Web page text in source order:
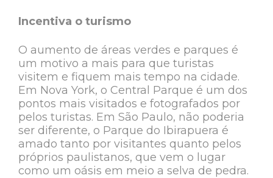
Incentiva o turismo
O aumento de áreas verdes e parques é
um motivo a mais para que turistas
visitem e fiquem mais tempo na cidade.
Em Nova York, o Central Parque é um dos
pontos mais visitados e fotografados por
pelos turistas. Em São Paulo, não poderia
ser diferente, o Parque do Ibirapuera é
amado tanto por visitantes quanto pelos
próprios paulistanos, que vem o lugar
como um oásis em meio a selva de pedra.